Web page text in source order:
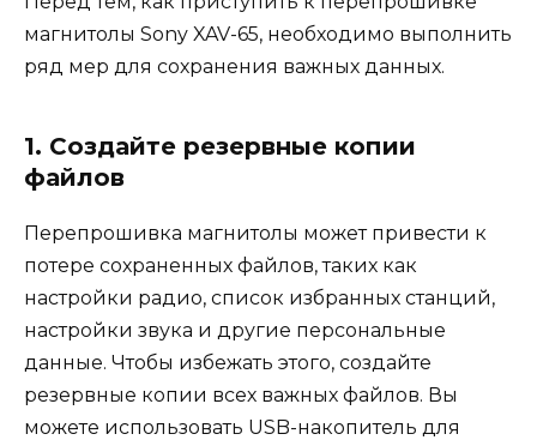
магнитолы Sony XAV-65, необходимо выполнить
ряд мер для сохранения важных данных.
1. Создайте резервные копии
файлов
Перепрошивка магнитолы может привести к
потере сохраненных файлов, таких как
настройки радио, список избранных станций,
настройки звука и другие персональные
данные. Чтобы избежать этого, создайте
резервные копии всех важных файлов. Вы
можете использовать USB-накопитель для